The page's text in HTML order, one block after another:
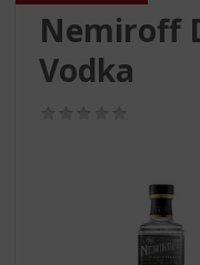
Nemiroff
Vodka